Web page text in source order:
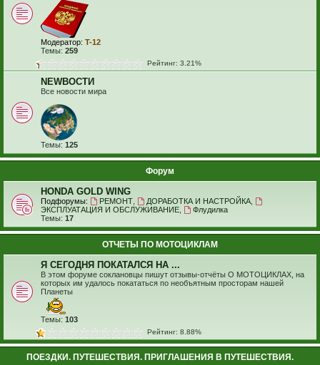
Модератор: T-12
Темы: 259
Рейтинг: 3.21%
NEWВОСТИ
Все новости мира
Темы: 125
Форум
HONDA GOLD WING
Подфорумы: РЕМОНТ, ДОРАБОТКА И НАСТРОЙКА,
ЭКСПЛУАТАЦИЯ И ОБСЛУЖИВАНИЕ
Флудилка
Темы: 17
ОТЧЕТЫ ПО МОТОЦИКЛАМ
Я СЕГОДНЯ ПОКАТАЛСЯ НА ...
В этом форуме соклановцы пишут отзывы-отчёты О МОТОЦИКЛАХ, на
которых им удалось покататься по необъятным просторам нашей
Планеты
Темы: 103
Рейтинг: 8.88%
ПОЕЗДКИ. ПУТЕШЕСТВИЯ. ПРИГЛАШЕНИЯ В ПУТЕШЕСТВИЯ.